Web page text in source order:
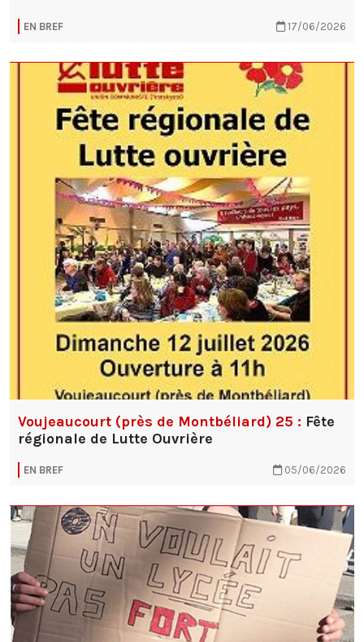
EN BREF 17/06/2026
Voujeaucourt (près de Montbéliard) 25 : Fête
régionale de Lutte Ouvrière
EN BREF 05/06/2026